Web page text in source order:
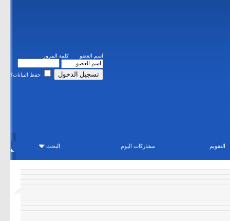
اسم العضو كلمة المرور
حفظ البيانات؟
التقويم مشاركات اليوم البحث